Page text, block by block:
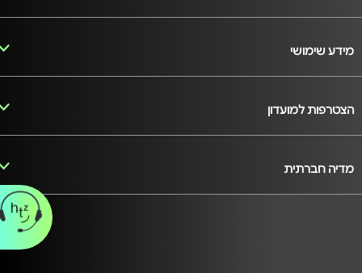
מידע שימושי
הצטרפות למועדון
מדיה חברתית